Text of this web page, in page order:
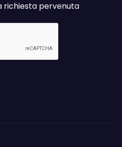
richiesta pervenuta